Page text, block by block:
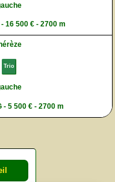
16 500 € - 2700 m
Trio
5 500 € - 2700 m